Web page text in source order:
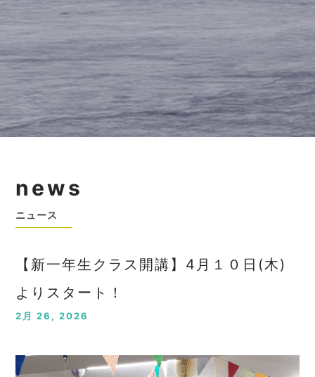
news
ニュース
【新一年生クラス開講】4月１０日(木)
よりスタート！
2月 26, 2026